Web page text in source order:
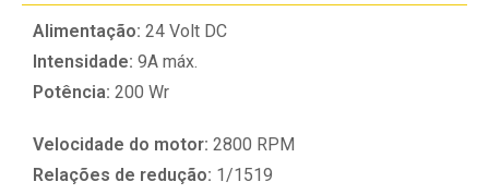
Alimentação: 24 Volt DC
Intensidade: 9A máx.
Potência: 200 Wr
Velocidade do motor: 2800 RPM
Relações de redução: 1/1519